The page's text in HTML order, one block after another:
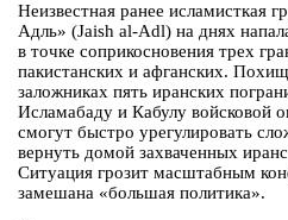
Неизвестная ранее исламисткая
Адль» (Jaish al-Adl) на днях
в точке соприкосновения трех
пакистанских и афганских.
заложниках пять иранских
Исламабаду и Кабулу войсковой
смогут быстро урегулировать
вернуть домой захваченных
Ситуация грозит масштабным
замешана «большая политика».